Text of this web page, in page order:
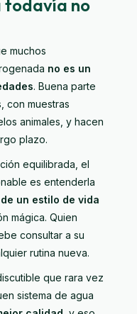
todavía no
muchos
no es un
. Buena parte
con muestras
animales, y hacen
plazo.
equilibrada, el
es entenderla
un estilo de vida
mágica. Quien
consultar a su
rutina nueva.
que rara vez
sistema de agua